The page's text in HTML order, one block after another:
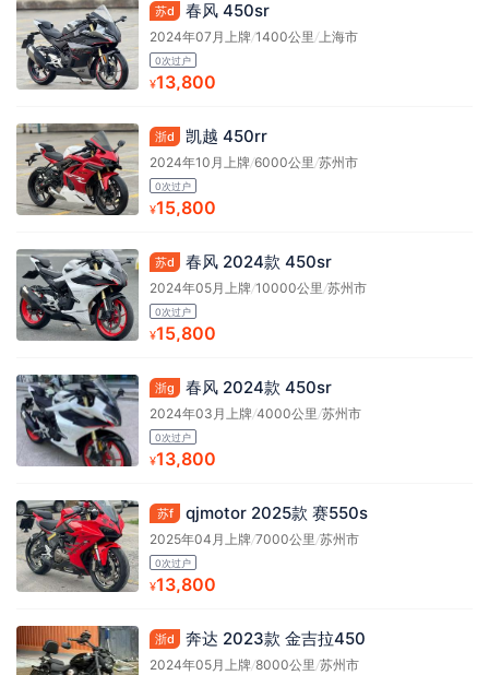
苏d 春风 450sr
2024年07月上牌/1400公里/上海市
0次过户
¥13,800
浙d 凯越 450rr
2024年10月上牌/6000公里/苏州市
0次过户
¥15,800
苏d 春风 2024款 450sr
2024年05月上牌/10000公里/苏州市
0次过户
¥15,800
浙g 春风 2024款 450sr
2024年03月上牌/4000公里/苏州市
0次过户
¥13,800
苏f qjmotor 2025款 赛550s
2025年04月上牌/7000公里/苏州市
0次过户
¥13,800
浙d 奔达 2023款 金吉拉450
2024年05月上牌/8000公里/苏州市